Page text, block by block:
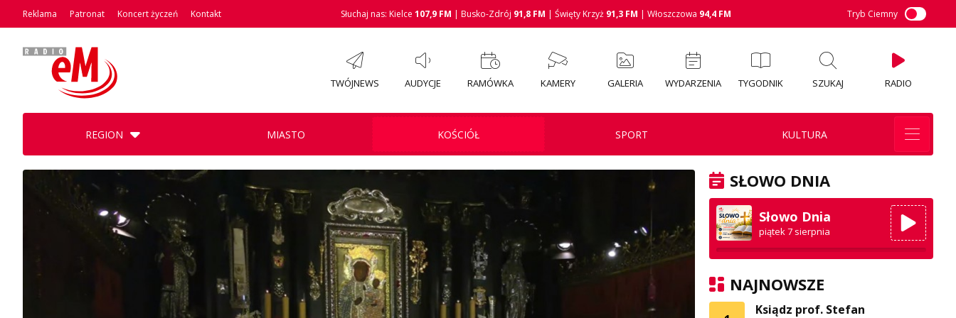
Reklama Patronat Koncert życzeń Kontakt Słuchaj nas: Kielce 107,9 FM | Busko-Zdrój 91,8 FM | Święty Krzyż 91,3 FM | Włoszczowa 94,4 FM Tryb Ciemny
TWÓJNEWS AUDYCJE RAMÓWKA KAMERY GALERIA WYDARZENIA TYGODNIK SZUKAJ RADIO
REGION MIASTO KOŚCIÓŁ SPORT KULTURA
SŁOWO DNIA
Słowo Dnia
piątek 7 sierpnia
NAJNOWSZE
Ksiądz prof. Stefan